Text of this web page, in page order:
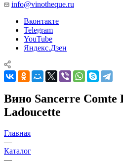
info@vinotheque.ru
Вконтакте
Telegram
YouTube
Яндекс.Дзен
Вино Sancerre Comte
Ladoucette
Главная
—
Каталог